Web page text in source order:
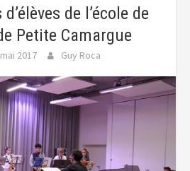
de l’école de
Petite Camargue
2017 Guy Roca